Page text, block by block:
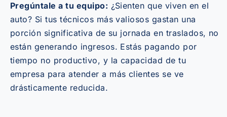
Pregúntale a tu equipo: ¿Sienten que viven en el
auto? Si tus técnicos más valiosos gastan una
porción significativa de su jornada en traslados, no
están generando ingresos. Estás pagando por
tiempo no productivo, y la capacidad de tu
empresa para atender a más clientes se ve
drásticamente reducida.